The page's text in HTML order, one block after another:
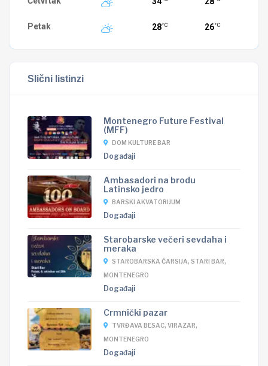
Petak 28°C 26°C
Slični listinzi
Montenegro Future Festival
(MFF)
DOM KULTURE BAR
Događaji
Ambasadori na brodu
Latinsko jedro
BARSKI AKVATORIJUM
Događaji
Starobarske večeri sevdaha i
meraka
STAROBARSKA ČARSIJA, STARI BAR,
MONTENEGRO
Događaji
Crmnički pazar
TVRĐAVA BESAC, VIRAZAR,
MONTENEGRO
Događaji